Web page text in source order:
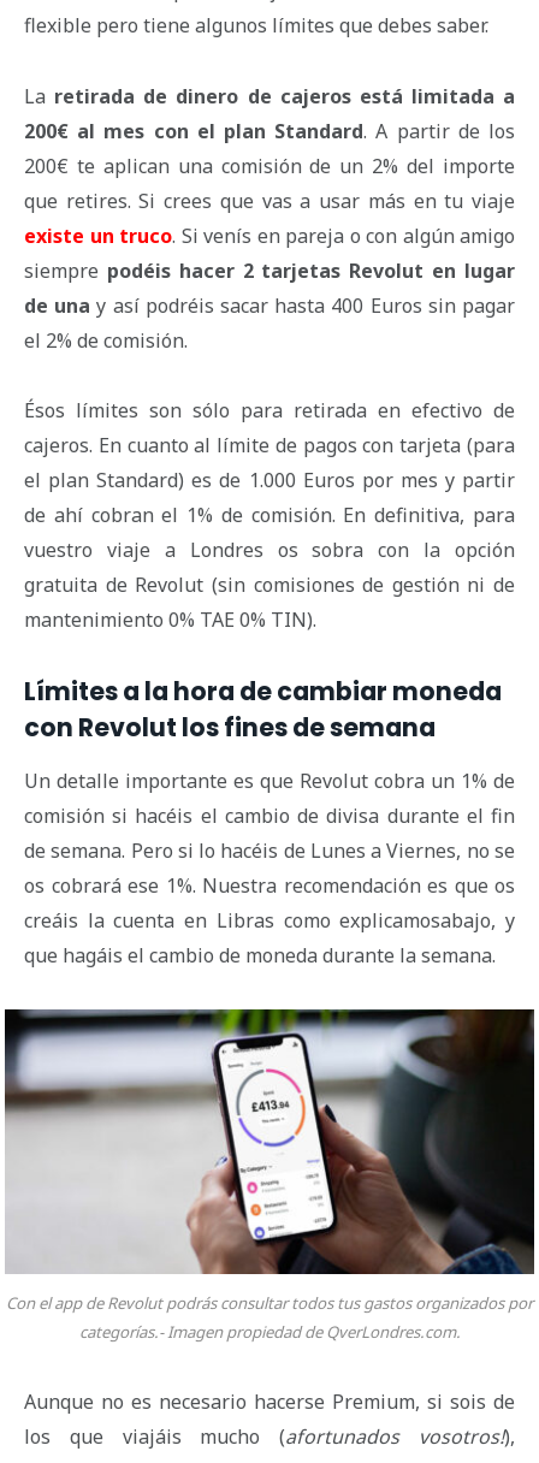
flexible pero tiene algunos límites que debes saber.
La retirada de dinero de cajeros está limitada a
200€ al mes con el plan Standard. A partir de los
200€ te aplican una comisión de un 2% del importe
que retires. Si crees que vas a usar más en tu viaje
existe un truco. Si venís en pareja o con algún amigo
siempre podéis hacer 2 tarjetas Revolut en lugar
de una y así podréis sacar hasta 400 Euros sin pagar
el 2% de comisión.
Ésos límites son sólo para retirada en efectivo de
cajeros. En cuanto al límite de pagos con tarjeta (para
el plan Standard) es de 1.000 Euros por mes y partir
de ahí cobran el 1% de comisión. En definitiva, para
vuestro viaje a Londres os sobra con la opción
gratuita de Revolut (sin comisiones de gestión ni de
mantenimiento 0% TAE 0% TIN).
Límites a la hora de cambiar moneda
con Revolut los fines de semana
Un detalle importante es que Revolut cobra un 1% de
comisión si hacéis el cambio de divisa durante el fin
de semana. Pero si lo hacéis de Lunes a Viernes, no se
os cobrará ese 1%. Nuestra recomendación es que os
creáis la cuenta en Libras como explicamosabajo, y
que hagáis el cambio de moneda durante la semana.
Con el app de Revolut podrás consultar todos tus gastos organizados por
categorías.- Imagen propiedad de QverLondres.com.
Aunque no es necesario hacerse Premium, si sois de
los que viajáis mucho (afortunados vosotros!),